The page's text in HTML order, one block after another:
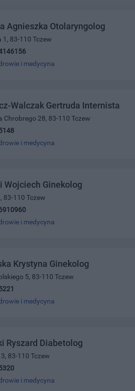
Agnieszka Otolaryngolog
1, 83-110 Tczew
i medycyna
Walczak Gertruda Internista
Chrobrego 28, 83-110 Tczew
i medycyna
Wojciech Ginekolog
83-110 Tczew
i medycyna
Krystyna Ginekolog
5, 83-110 Tczew
i medycyna
Ryszard Diabetolog
83-110 Tczew
i medycyna